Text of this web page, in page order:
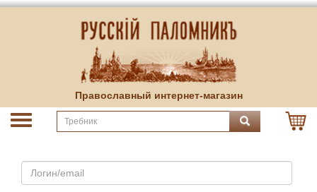
Православный интернет-магазин
Email